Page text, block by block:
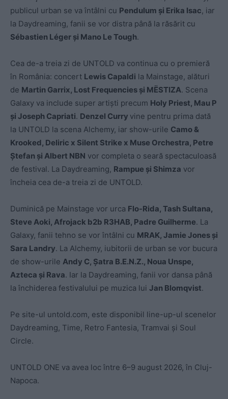
publicul urban se va întâlni cu Pendulum și Erika Isac, iar
la Daydreaming, fanii se vor distra până la răsărit cu
Sébastien Léger și Mano Le Tough.
Cea de-a treia zi de UNTOLD va continua cu o premieră
în România: concert Lewis Capaldi la Mainstage, alături
de Martin Garrix, Lost Frequencies și MËSTIZA. Scena
Galaxy va include super artiști precum Holy Priest, Mau P
și Joseph Capriati. Denzel Curry vine pentru prima dată
la UNTOLD la scena Alchemy, iar show-urile Camo &
Krooked, Deliric x Silent Strike x Muse Orchestra, Petre
Ștefan și Albert NBN vor completa o seară spectaculoasă
de festival. La Daydreaming, Rampue și Shimza vor
încheia cea de-a treia zi de UNTOLD.
Duminică pe Mainstage vor urca Flo-Rida, Tash Sultana,
Steve Aoki, Afrojack b2b R3HAB, Padre Guilherme. La
Galaxy, fanii tehno se vor întâlni cu MRAK, Jamie Jones și
Sara Landry. La Alchemy, iubitorii de urban se vor bucura
de show-urile Andy C, Șatra B.E.N.Z., Noua Unspe,
Azteca și Rava. Iar la Daydreaming, fanii vor dansa până
la închiderea festivalului pe muzica lui Jan Blomqvist.
Pe site-ul untold.com, este disponibil line-up-ul scenelor
Daydreaming, Time, Retro Fantesia, Tramvai și Soul
Circle.
UNTOLD ONE va avea loc între 6–9 august 2026, în Cluj-
Napoca.